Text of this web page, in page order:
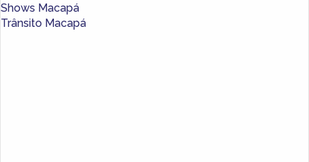
Shows Macapá
Trânsito Macapá